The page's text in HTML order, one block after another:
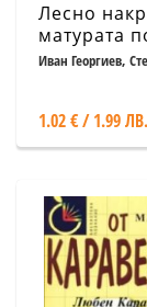
Лесно
матурата
синусова
Иван Георгиев,
1.02 € / 1.99 ЛВ.